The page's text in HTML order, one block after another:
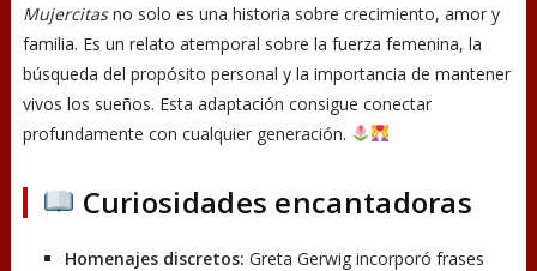
Mujercitasno solo es una historia sobre crecimiento, amor y
familia. Es un relato atemporal sobre la fuerza femenina, la
búsqueda del propósito personal y la importancia de mantener
vivos los sueños. Esta adaptación consigue conectar
profundamente con cualquier generación.
Curiosidades encantadoras
Homenajes discretos: Greta Gerwig incorporó frases